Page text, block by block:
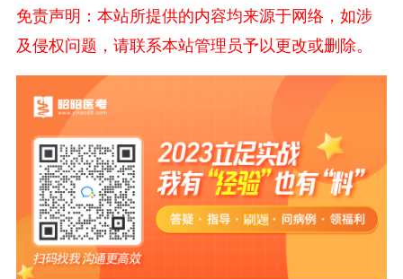
免责声明：本站所提供的内容均来源于网络，如涉
及侵权问题，请联系本站管理员予以更改或删除。